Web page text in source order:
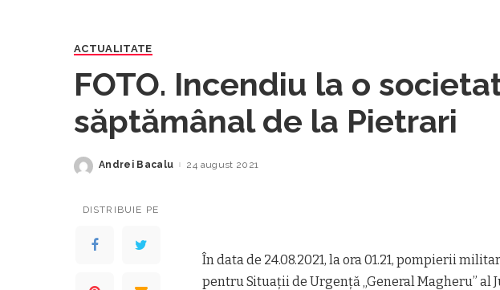
ACTUALITATE
FOTO. Incendiu la o
săptămânal de la Pietrari
Posted
Andrei Bacalu 24 august 2021
DISTRIBUIE PE
În data de 24.08.2021, la ora 01.21, pompierii
pentru Situaţii de Urgenţă „General Magheru” al